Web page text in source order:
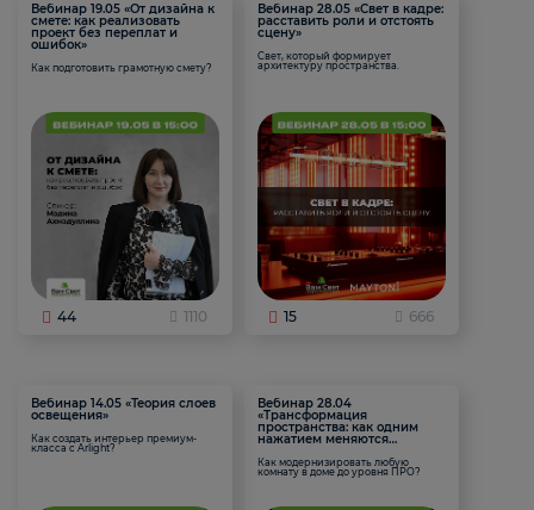
Вебинар 19.05 «От дизайна к
смете: как реализовать
проект без переплат и
ошибок»
Как подготовить грамотную смету?
44 1110
Вебинар 28.05 «Свет в кадре:
расставить роли и отстоять
сцену»
Свет, который формирует
архитектуру пространства.
15 666
Вебинар 14.05 «Теория слоев
освещения»
Как создать интерьер премиум-
класса с Arlight?
Вебинар 28.04
«Трансформация
пространства: как одним
нажатием меняются
Как модернизировать любую
комнату в доме до уровня ПРО?